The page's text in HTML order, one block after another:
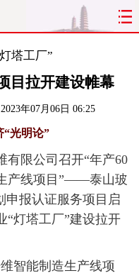
太原
文明 出行
综合
政务 教育
最太原 网罗民生
塔工厂”
目拉开建设帷幕
2023年07月06日 06:25
“光明论”
限公司召开“年产60
产线项目”——泰山玻
申报认证服务项目启
“灯塔工厂”建设拉开
智能制造生产线项